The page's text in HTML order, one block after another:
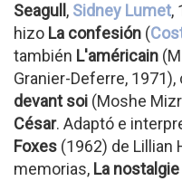
Seagull , Sidney Lumet,
hizo La confesión (
también L'américain
Granier-Deferre, 1971),
devant soi (Moshe
César. Adaptó e
Foxes (1962) de Lillian
memorias, La